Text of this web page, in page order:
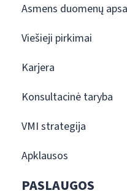
Asmens duomenų
Viešieji pirkimai
Karjera
Konsultacinė taryba
VMI strategija
Apklausos
PASLAUGOS